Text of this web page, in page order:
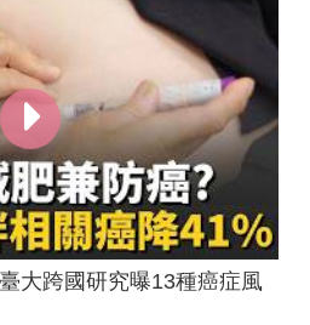
大跨國研究曝13種癌症風